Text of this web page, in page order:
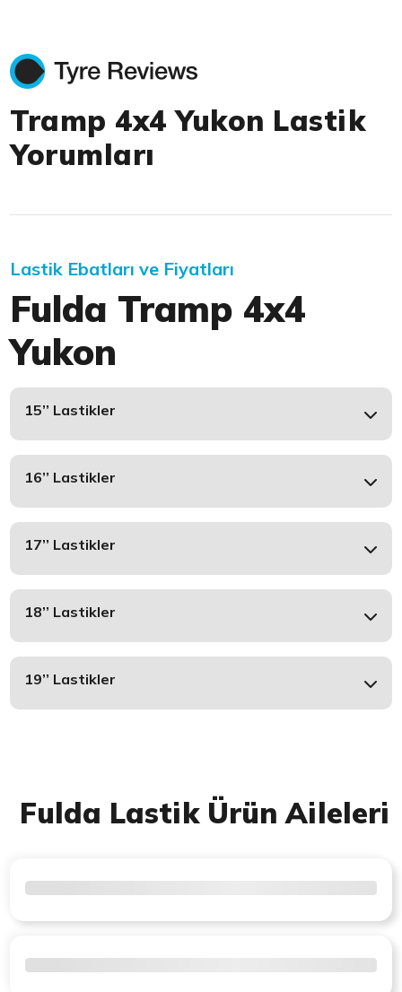
Tramp 4x4 Yukon Lastik
Yorumları
Lastik Ebatları ve Fiyatları
Fulda Tramp 4x4
Yukon
15’’ Lastikler
16’’ Lastikler
17’’ Lastikler
18’’ Lastikler
19’’ Lastikler
Fulda Lastik Ürün Aileleri